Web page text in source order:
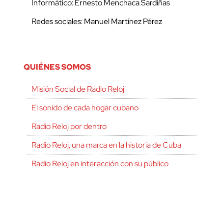
Informático: Ernesto Menchaca Sardiñas
Redes sociales: Manuel Martínez Pérez
QUIÉNES SOMOS
Misión Social de Radio Reloj
El sonido de cada hogar cubano
Radio Reloj por dentro
Radio Reloj, una marca en la historia de Cuba
Radio Reloj en interacción con su público